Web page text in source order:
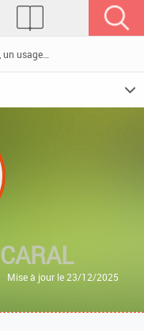
CARAL
Mise à jour le 23/12/2025